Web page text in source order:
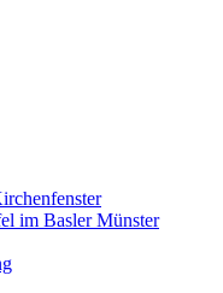
im Basler Münster